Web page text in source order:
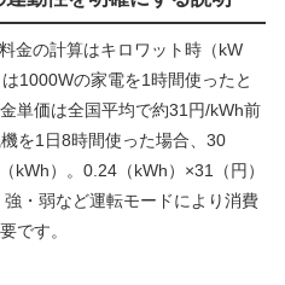
金の計算はキロワット時（kW
1000Wの家電を1時間使ったと
単価は全国平均で約31円/kWh前
を1日8時間使った場合、30
kWh）。0.24（kWh）×31（円）
・弱など運転モードにより消費
です。